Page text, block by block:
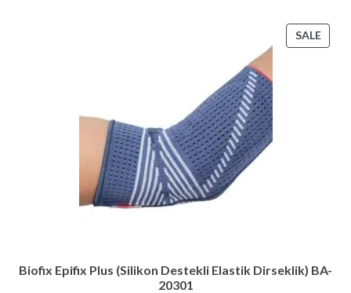
SALE
ON
Biofix Epifix Plus (Silikon Destekli Elastik Dirseklik) BA-
20301